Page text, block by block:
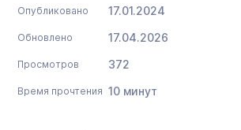
Опубликовано 17.01.2024
Обновлено 17.04.2026
Просмотров 372
Время прочтения 10 минут